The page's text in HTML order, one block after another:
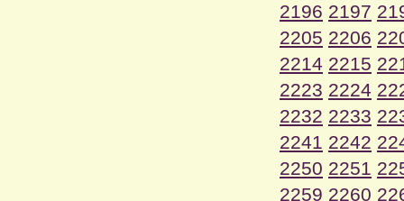
2196 2197
2205 2206
2214 2215
2223 2224
2232 2233
2241 2242
2250 2251
2259 2260